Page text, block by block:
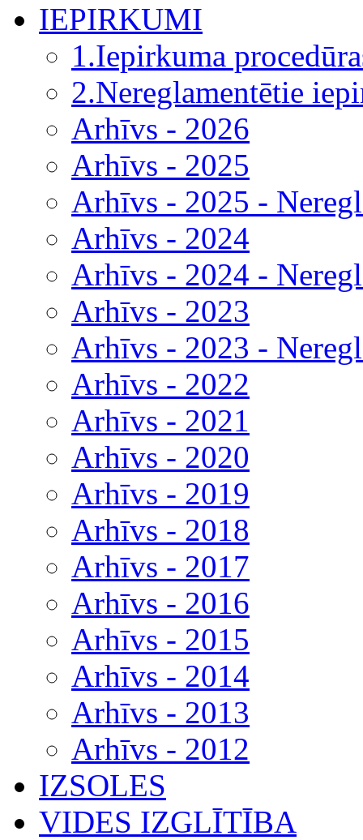
IEPIRKUMI
1.Iepirkuma
2.Nereglamentētie
Arhīvs - 2026
Arhīvs - 2025
Arhīvs - 2025 -
Arhīvs - 2024
Arhīvs - 2024 -
Arhīvs - 2023
Arhīvs - 2023 -
Arhīvs - 2022
Arhīvs - 2021
Arhīvs - 2020
Arhīvs - 2019
Arhīvs - 2018
Arhīvs - 2017
Arhīvs - 2016
Arhīvs - 2015
Arhīvs - 2014
Arhīvs - 2013
Arhīvs - 2012
IZSOLES
VIDES IZGLĪTĪBA